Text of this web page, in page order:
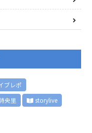
ブレポ
央里
storylive